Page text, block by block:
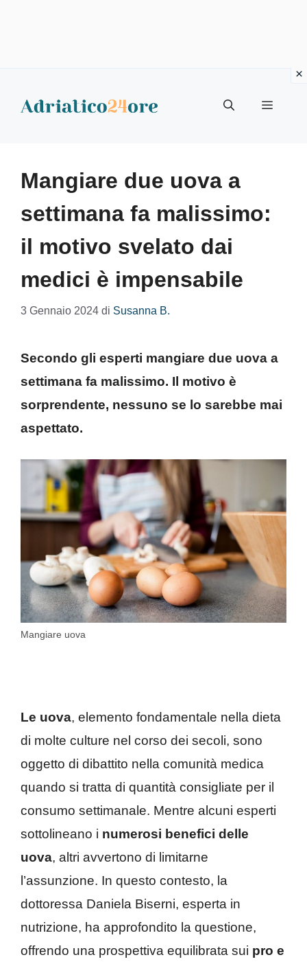
Menu
Mangiare due uova a
settimana fa malissimo:
il motivo svelato dai
medici è impensabile
3 Gennaio 2024 di Susanna B.
Secondo gli esperti mangiare due uova a
settimana fa malissimo. Il motivo è
sorprendente, nessuno se lo sarebbe mai
aspettato.
Mangiare uova
Le uova, elemento fondamentale nella dieta
di molte culture nel corso dei secoli, sono
oggetto di dibattito nella comunità medica
quando si tratta di quantità consigliate per il
consumo settimanale. Mentre alcuni esperti
sottolineano i numerosi benefici delle
uova, altri avvertono di limitarne
l’assunzione. In questo contesto, la
dottoressa Daniela Biserni, esperta in
nutrizione, ha approfondito la questione,
offrendo una prospettiva equilibrata sui pro e